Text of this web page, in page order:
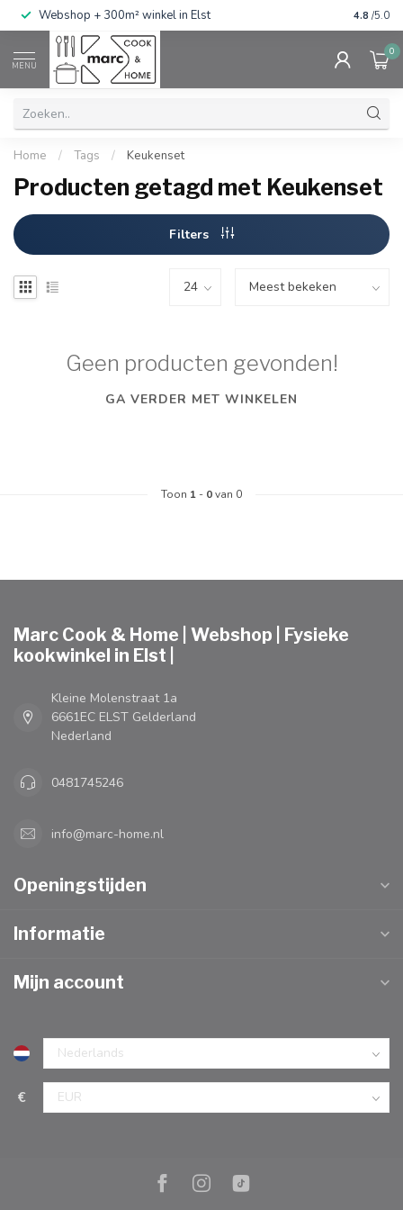
Webshop + 300m² winkel in Elst Gratis
4.8 /5.0
MENU
0
Home / Tags / Keukenset
Producten getagd met Keukenset
Filters
Geen producten gevonden!
GA VERDER MET WINKELEN
Toon 1 - 0van 0
Marc Cook & Home | Webshop | Fysieke
kookwinkel in Elst |
Kleine Molenstraat 1a
6661EC ELST Gelderland
Nederland
0481745246
info@marc-home.nl
Openingstijden
Informatie
Mijn account
€